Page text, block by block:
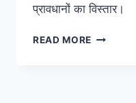
प्रावधानों का विस्तार।
READ MORE